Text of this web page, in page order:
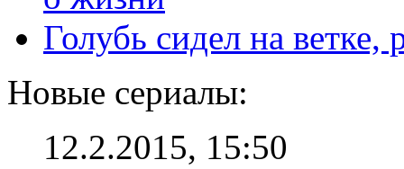
Голубь сидел на
Новые сериалы:
12.2.2015, 15:50